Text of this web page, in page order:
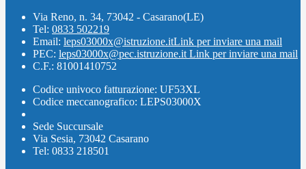
Via Reno, n. 34, 73042 - Casarano(LE)
Tel: 0833 502219
Email: leps03000x@istruzione.itLink per inviare una mail
PEC: leps03000x@pec.istruzione.it Link per inviare una mail
C.F.: 81001410752
Codice univoco fatturazione: UF53XL
Codice meccanografico: LEPS03000X
Sede Succursale
Via Sesia, 73042 Casarano
Tel: 0833 218501